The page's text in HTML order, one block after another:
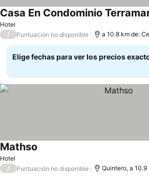
Hotel
Casa En Condominio
/ Puntuación no disponible a 10.8 km de:
Elige fechas para ver los precios
Hotel
Mathso
/ Puntuación no disponible Quintero, a